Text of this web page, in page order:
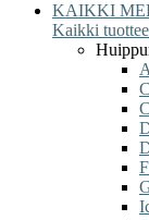
KAIKKI
Kaikki